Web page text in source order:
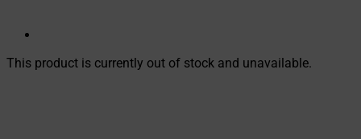
This product is currently out of stock and unavailable.